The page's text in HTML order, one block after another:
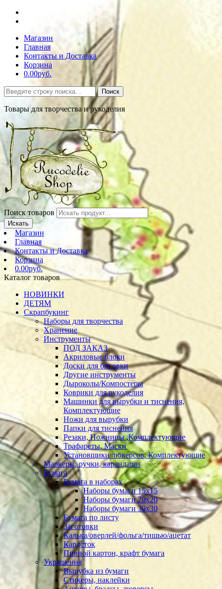
Магазин
Главная
Контакты и Доставка
Корзина
0.00руб.
Поиск
Товары для творчества и рукоделия
Поиск товаров
Искать
Магазин
Главная
Контакты и Доставка
Корзина
0.00руб.
Каталог товаров
НОВИНКИ
ДЕТЯМ
Скрапбукинг
Наборы для творчества
Хранение
Инструменты
ПОД ЗАКАЗ
Акриловые блоки
Доски для биговки
Другие инструменты
Дыроколы/Компостеры
Коврики для рукоделия
Машинки для вырубки и тиснения,
Комплектующие
Ножи для вырубки
Папки для тиснения
Резаки, Ножницы ,Комплектующие
Трафареты, Маски
Установщики люверсов, Комплектующие
Маркеры, ручки, карандаши
Бумага
Бумага в наборах
Наборы бумаги 15х15
Наборы бумаги 20х20
Наборы бумаги 30х30
Бумага по листу
Заготовки
Калька/оверлей/фольга/тишью/ацетат
Кардсток
Пивной картон, крафт бумага
Украшения
Вырубка из бумаги
Стикеры, наклейки